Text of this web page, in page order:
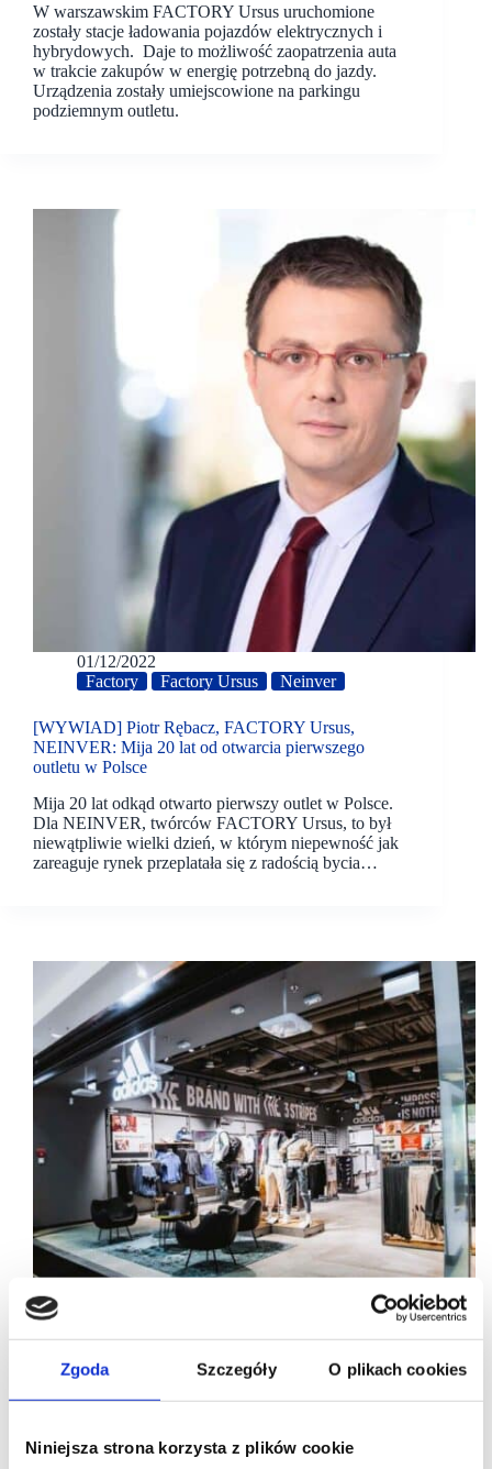
Zgoda Szczegóły O plikach cookies
Niniejsza strona korzysta z plików cookie
W warszawskim FACTORY Ursus uruchomione
zostały stacje ładowania pojazdów elektrycznych i
hybrydowych. Daje to możliwość zaopatrzenia auta
w trakcie zakupów w energię potrzebną do jazdy.
Urządzenia zostały umiejscowione na parkingu
podziemnym outletu.
01/12/2022
Factory
Factory Ursus Neinver
[WYWIAD] Piotr Rębacz, FACTORY Ursus,
NEINVER: Mija 20 lat od otwarcia pierwszego
outletu w Polsce
Mija 20 lat odkąd otwarto pierwszy outlet w Polsce.
Dla NEINVER, twórców FACTORY Ursus, to był
niewątpliwie wielki dzień, w którym niepewność jak
zareaguje rynek przeplatała się z radością bycia…